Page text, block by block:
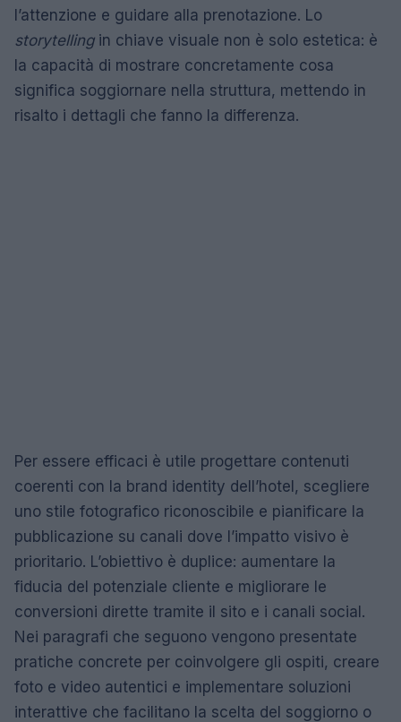
l’attenzione e guidare alla prenotazione. Lo
storytellingin chiave visuale non è solo estetica: è
la capacità di mostrare concretamente cosa
significa soggiornare nella struttura, mettendo in
risalto i dettagli che fanno la differenza.
Per essere efficaci è utile progettare contenuti
coerenti con la brand identity dell’hotel, scegliere
uno stile fotografico riconoscibile e pianificare la
pubblicazione su canali dove l’impatto visivo è
prioritario. L’obiettivo è duplice: aumentare la
fiducia del potenziale cliente e migliorare le
conversioni dirette tramite il sito e i canali social.
Nei paragrafi che seguono vengono presentate
pratiche concrete per coinvolgere gli ospiti, creare
foto e video autentici e implementare soluzioni
interattive che facilitano la scelta del soggiorno o